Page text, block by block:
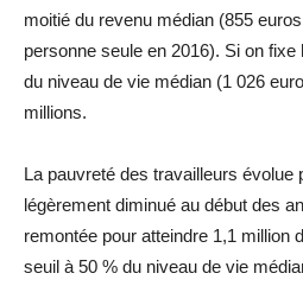
moitié du revenu médian (855
personne seule en 2016). Si on
du niveau de vie médian (1 026
millions.
La pauvreté des travailleurs évolue
légèrement diminué au début des
remontée pour atteindre 1,1 million
seuil à 50 % du niveau de vie